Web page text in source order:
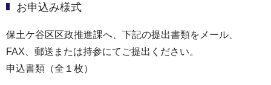
お申込み様式
保土ケ谷区区政推進課へ、下記の提出書類をメール、
FAX、郵送または持参にてご提出ください。
申込書類（全１枚）